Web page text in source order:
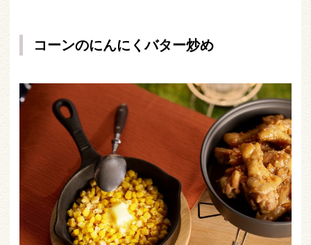
コーンのにんにくバター炒め